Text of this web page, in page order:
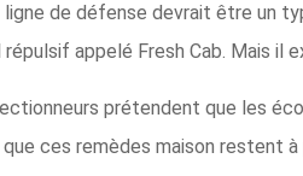
ligne de défense devrait être un
appelé Fresh Cab. Mais il
prétendent que les
ces remèdes maison restent à